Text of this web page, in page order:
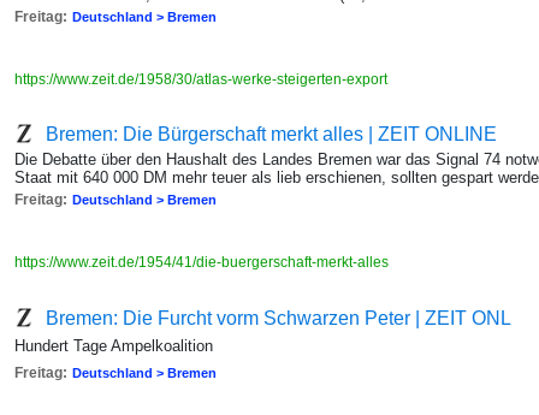
Freitag: Deutschland > Bremen
https://www.zeit.de/1958/30/atlas-werke-steigerten-export
Bremen: Die Bürgerschaft merkt alles | ZEIT ONLINE
Die Debatte über den Haushalt des Landes Bremen war das Signal 74
Staat mit 640 000 DM mehr teuer als lieb erschienen, sollten gespart
Freitag: Deutschland > Bremen
https://www.zeit.de/1954/41/die-buergerschaft-merkt-alles
Bremen: Die Furcht vorm Schwarzen Peter | ZEIT ONL
Hundert Tage Ampelkoalition
Freitag: Deutschland > Bremen